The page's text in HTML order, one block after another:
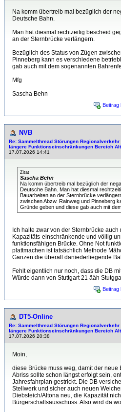
Na komm übertreib mal bezüglich der
Deutsche Bahn.
Man hat diesmal rechtzeitig bescheid
an der Sternbrücke verlängern.
Bezüglich des Status von Zügen
Pinneberg kann es verschiedene
gab auch mit dem sogenannten
Mfg
Sascha Behn
Beitrag
NVB
Re: Sammelthread Störungen
längere Funktionseinschränkungen Bereich
17.07.2026 14:41
Zitat
Sascha Behn
Na komm übertreib mal bezüglich der
Deutsche Bahn. Man hat diesmal
Bauarbeiten an der Sternbrücke
zwischen Abzw. Rainweg und Pinneberg
Gründe geben und diese gab auch mit
Ich halte zwar von der Sternbrücke
Kapazitäts-einschränkende und völlig
funktionsfähigen Brücke. Ohne Not
plattmachen ist tatsächlich Methode
Ganzen die überall daniederliegende
Fehlt eigentlich nur noch, dass die DB
Würde dann von Stuttgart 21 ääh
Beitrag
DT5-Online
Re: Sammelthread Störungen
längere Funktionseinschränkungen Bereich
17.07.2026 20:38
Moin,
diese Brücke muss weg, damit der neue
Abriss sollte schon längst erfolgt sein,
Jahresfahrplan gestrickt. Die DB
Stellwerk und sicher auch neuen
Diebsteich/Altona neu, die Kapazität
Bürgerschaftsausschuss. Also wird da